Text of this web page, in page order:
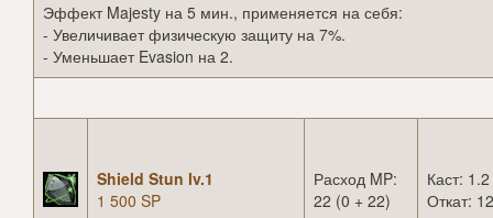
Эффект Majesty на 5 мин., применяется на себя:
- Увеличивает физическую защиту на 7%.
- Уменьшает Evasion на 2.
Shield Stun lv.1
1 500 SP
Расход MP:
22 (0 + 22)
Каст:
Откат: